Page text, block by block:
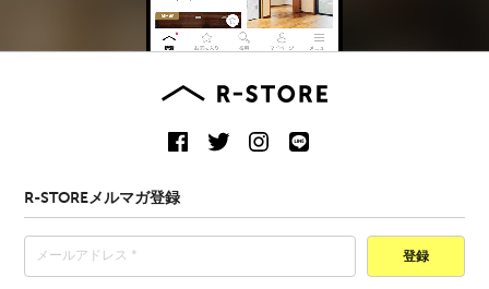
R-STOREメルマガ登録
登録